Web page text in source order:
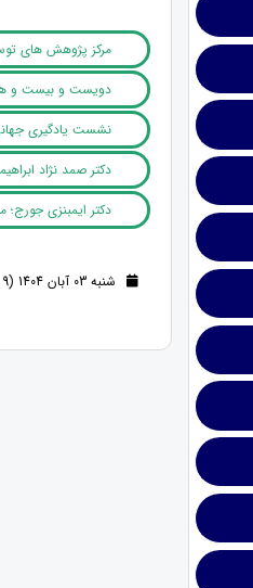
مرکز پژوهش های
دویست و بیست و
نشست یادگیری
دکتر صمد نژاد
دکتر ایمبنزی
شنبه 03 آبان 1404 (9 ماه قبل )